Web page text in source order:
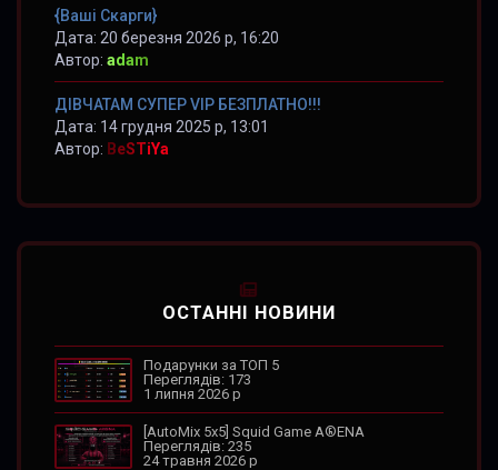
{Ваші Скарги}
Дата: 20 березня 2026 р, 16:20
Автор: adam
ДІВЧАТАМ СУПЕР VIP БЕЗПЛАТНО!!!
Дата: 14 грудня 2025 р, 13:01
Автор: BeSTiYa
ОСТАННІ НОВИНИ
Подарунки за ТОП 5
Переглядів: 173
1 липня 2026 р
[AutoMix 5x5] Squid Game A®ENA
Переглядів: 235
24 травня 2026 р